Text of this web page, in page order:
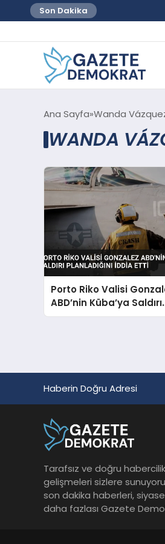
Son Dakika
Ana Sayfa Wanda
WANDA
Porto Riko Valisi
ABD’nin Küba’ya Saldırı
Planladığını İddia Etti
Haberin Doğru Adresi
Tarafsız ve doğru
gelişmeleri sizlere
son dakika haberleri,
daha fazlası Gazete